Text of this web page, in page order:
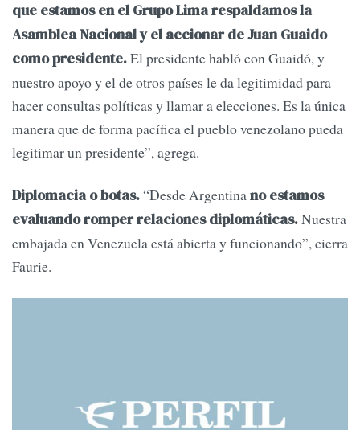
que estamos en el Grupo Lima respaldamos la
Asamblea Nacional y el accionar de Juan Guaido
como presidente.El presidente habló con Guaidó, y
nuestro apoyo y el de otros países le da legitimidad para
hacer consultas políticas y llamar a elecciones. Es la única
manera que de forma pacífica el pueblo venezolano pueda
legitimar un presidente”, agrega.
Diplomacia o botas.“Desde Argentinano estamos
evaluando romper relaciones diplomáticas.Nuestra
embajada en Venezuela está abierta y funcionando”, cierra
Faurie.